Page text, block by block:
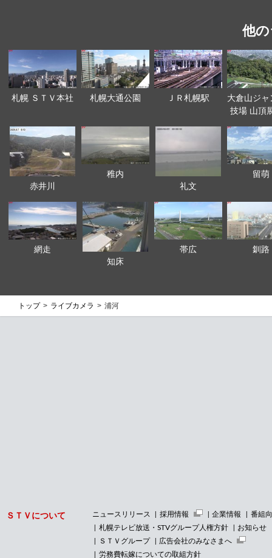
他
札幌 ＳＴＶ本社 札幌大通公園 ＪＲ札幌駅
大倉山ジャ
技場 山頂
赤井川
稚内
礼文
留萌
網走
知床
帯広 釧路
トップ ライブカメラ 浦河
ＳＴＶについて ニュースリリース 採用情報 企業情報
番組
札幌テレビ放送・STVグループ人権方針
お知らせ
ＳＴＶグループ
広告会社のみなさまへ
労務費転嫁についての取組方針